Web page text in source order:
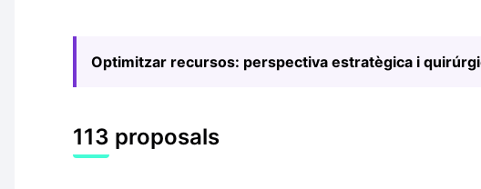
Optimitzar recursos: perspectiva estratègica i
113 proposals